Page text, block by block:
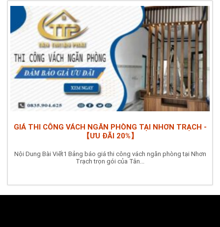
GIÁ THI CÔNG VÁCH NGĂN PHÒNG TẠI NHƠN TRẠCH -
【ƯU ĐÃI 20%】
Nội Dung Bài Viết1 Bảng báo giá thi công vách ngăn phòng tại Nhơn
Trạch trọn gói của Tân...